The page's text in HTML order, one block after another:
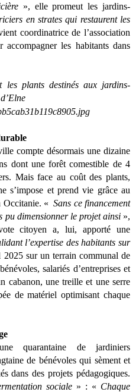
», elle promeut les jardins-
en strates qui restaurent les
coordinatrice de l’association
les habitants dans
les plants destinés aux jardins-
compte désormais une dizaine
dont une forêt comestible de 4
Mais face au coût des plants,
s’impose et prend vie grâce au
Occitanie. « Sans ce financement
pu dimensionner le projet ainsi»,
citoyen a, lui, apporté une
l’expertise des habitants sur
sur un terrain communal de
salariés d’entreprises et
cabanon, une treille et une serre
de matériel optimisant chaque
quarantaine de jardiniers
de bénévoles qui sèment et
dans des projets pédagogiques.
sociale » : « Chaque